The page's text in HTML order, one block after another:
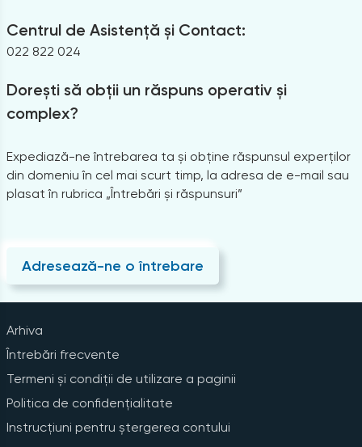
Centrul de Asistență și Contact:
022 822 024
Dorești să obții un răspuns operativ și
complex?
Expediază-ne întrebarea ta și obține răspunsul experților
din domeniu în cel mai scurt timp, la adresa de e-mail sau
plasat în rubrica „Întrebări și răspunsuri”
Adresează-ne o întrebare
Arhiva
Întrebări frecvente
Termeni și condiții de utilizare a paginii
Politica de confidențialitate
Instrucțiuni pentru ștergerea contului